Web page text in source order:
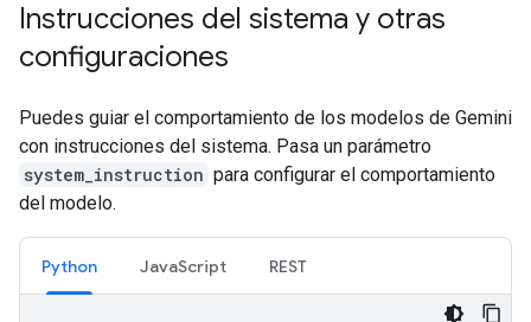
Instrucciones del sistema y otras
configuraciones
Puedes guiar el comportamiento de los modelos de Gemini
con instrucciones del sistema. Pasa un parámetro
system_instruction para configurar el comportamiento
del modelo.
Python JavaScript REST